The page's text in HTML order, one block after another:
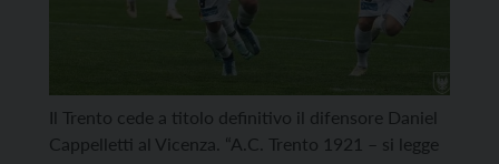
Il Trento cede a titolo definitivo il difensore Daniel
Cappelletti al Vicenza. “A.C. Trento 1921 – si legge